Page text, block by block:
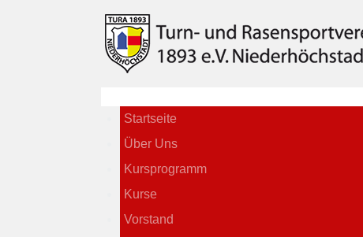
Startseite
Über Uns
Kursprogramm
Kurse
Vorstand